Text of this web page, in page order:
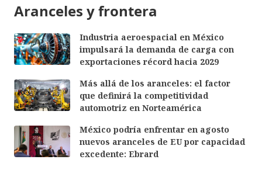
Aranceles y frontera
Industria aeroespacial en México
impulsará la demanda de carga con
exportaciones récord hacia 2029
Más allá de los aranceles: el factor
que definirá la competitividad
automotriz en Norteamérica
México podría enfrentar en agosto
nuevos aranceles de EU por capacidad
excedente: Ebrard